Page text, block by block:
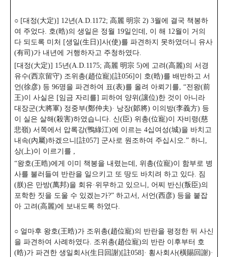
○ [대정(大定)] 12년(A.D.1172; 高麗 明宗 2) 3월에 결국 책봉하
여 주었다. 호(晧)의 생일은 정월 19일인데, 이 해 12월이 거의
다 되도록 미처 [생일(生日)]사(使)를 파견하지 못하였더니 유사
(有司)가 내년에 거행하자고 주청하였다.
[대정(大定)] 15년(A.D.1175; 高麗 明宗 5)에 고려(高麗)의 서경
유수(西京留守) 조위총(趙位寵)[註056]이 호(晧)를 배반하고 서
언(徐彦) 등 96명을 파견하여 표(表)를 올려 아뢰기를, “전왕(前
王)이 사실은 [임금 자리를] 피하여 양위(讓位)한 것이 아니라
대장군(大將軍) 정중부(鄭仲夫)· 낭장(郞將) 이의방(李義方) 등
이 실은 살해(殺害)하였습니다. 신(臣) 위총(位寵)이 자비령(慈
悲嶺) 서쪽에서 압록강(鴨綠江)에 이르는 4십여성(城)을 바치고
내속(內屬)하겠으니[註057] 군사로 원조하여 주십시오.” 하니,
상(上)이 이르기를 ,
“왕호(王晧)에게 이미 책봉을 내렸는데, 위총(位寵)이 함부로 병
사를 불러들여 반란을 일으키고 또 땅도 바치려 하고 있다. 짐
(朕)은 만방(萬邦)을 회유·위무하고 있으니, 어찌 반신(叛臣)의
포학한 짓을 도울 수 있겠는가?” 하고서, 서언(西彦) 등을 붙잡
아 고려(高麗)에 보내도록 하였다.
○ 얼마후 왕호(王晧)가 조위총(趙位寵)의 반란을 평정한 뒤 사신
을 파견하여 사례하였다. 조위총(趙位寵)의 반란 이후부터 호
(晧)가 파견한 생일회사(生日回謝)[註058]· 횡사회사(橫賜回謝)·